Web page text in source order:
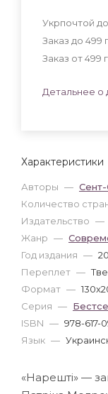
Характеристики
Авторы —
Количество
Издательство —
Жанр —
Год издания —
Переплет —
Формат —
Серия —
ISBN — 978-617-
Язык —
Укрпочтой
Заказ до 499
Заказ от 499
Детальнее о
«Нарешті» —